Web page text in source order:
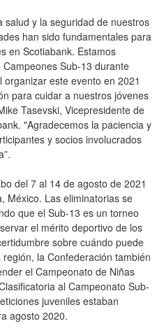
salud y la seguridad de nuestros
han sido fundamentales para
en Scotiabank. Estamos
Sub-13 durante
este evento en 2021
para cuidar a nuestros jóvenes
Tasevski, Vicepresidente de
"Agradecemos la paciencia y
y socios involucrados
del 7 al 14 de agosto de 2021
México. Las eliminatorias se
que el Sub-13 es un torneo
el mérito deportivo de los
sobre cuándo puede
la Confederación también
el Campeonato de Niñas
al Campeonato Sub-
juveniles estaban
agosto 2020.